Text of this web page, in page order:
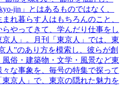
jin」とはあるものではなく、
れ暮らす人はもちろんのこと、
やってきて、学んだり仕事をし
人」。月刊「東京人」では、東
人”のあり方を模索し、彼らが創
俗・建築物・文学・風景など東
な事象を、毎号の特集で探って
京人」で、東京の隠れた魅力を